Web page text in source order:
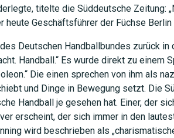
titelte die Süddeutsche Zeitung:
heute Geschäftsführer der Füchse
Deutschen Handballbundes zurück
Handball.“ Es wurde direkt zu
Die einen sprechen von ihm als
und Dinge in Bewegung setzt. Die
Handball je gesehen hat. Einer, der
erscheint, der sich immer in den
wird beschrieben als